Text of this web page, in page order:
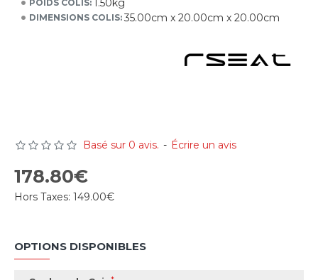
POIDS COLIS: 1.50kg
DIMENSIONS COLIS: 35.00cm x 20.00cm x 20.00cm
Basé sur 0 avis. - Écrire un avis
178.80€
Hors Taxes: 149.00€
OPTIONS DISPONIBLES